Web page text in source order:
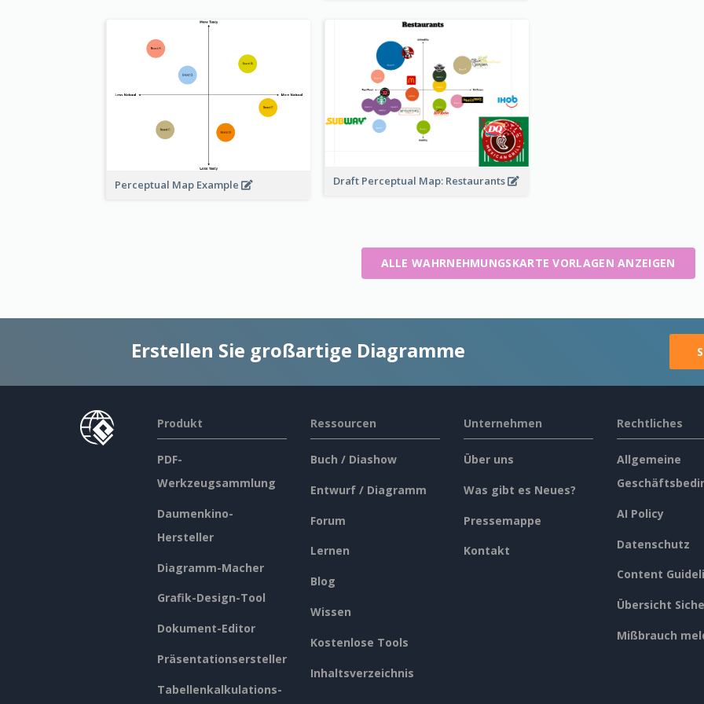
Perceptual Map Example Draft Perceptual Map: Restaurants
ALLE WAHRNEHMUNGSKARTE VORLAGEN ANZEIGEN
Erstellen Sie großartige Diagramme
Produkt
PDF-
Werkzeugsammlung
Daumenkino-
Hersteller
Diagramm-Macher
Grafik-Design-Tool
Dokument-Editor
Präsentationsersteller
Tabellenkalkulations-
Ressourcen
Buch / Diashow
Entwurf / Diagramm
Forum
Lernen
Blog
Wissen
Kostenlose Tools
Inhaltsverzeichnis
Unternehmen
Über uns
Was gibt es Neues?
Pressemappe
Kontakt
Rechtliches
Allgemeine
AI Policy
Datenschutz
Content
Übersicht
Mißbrauch